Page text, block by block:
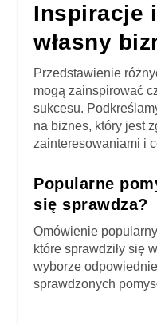
Inspiracje
własny
Przedstawienie
mogą zainspirować
sukcesu.
na biznes, który jest
zainteresowaniami i
Popularne
się sprawdza?
Omówienie
które sprawdziły się
wyborze
sprawdzonych